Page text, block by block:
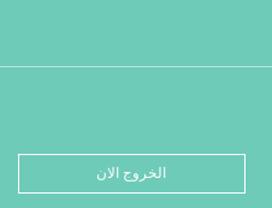
الخروج الان